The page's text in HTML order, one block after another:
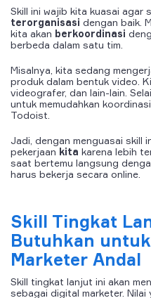
Skill ini wajib kita kuasai agar
terorganisasi dengan baik.
kita akan berkoordinasi
berbeda dalam satu tim.
Misalnya, kita sedang
produk dalam bentuk video.
videografer, dan lain-lain.
untuk memudahkan
Todoist.
Jadi, dengan menguasai skill
pekerjaan kita karena lebih
saat bertemu langsung
harus bekerja secara online
Skill Tingkat
Butuhkan
Marketer Andal
Skill tingkat lanjut ini akan
sebagai digital marketer. Nilai